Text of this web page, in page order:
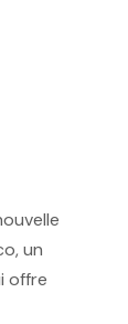
, un
offre